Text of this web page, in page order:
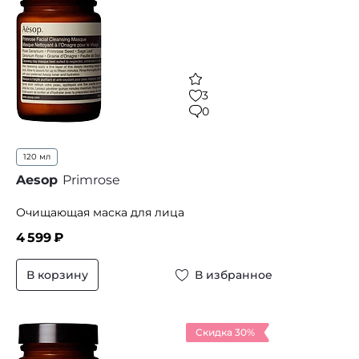
3
0
120 мл
Aesop Primrose
Очищающая маска для лица
4 599₽
В корзину В избранное
Скидка 30%